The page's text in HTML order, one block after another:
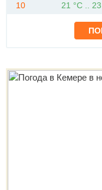
10
21 °C ..